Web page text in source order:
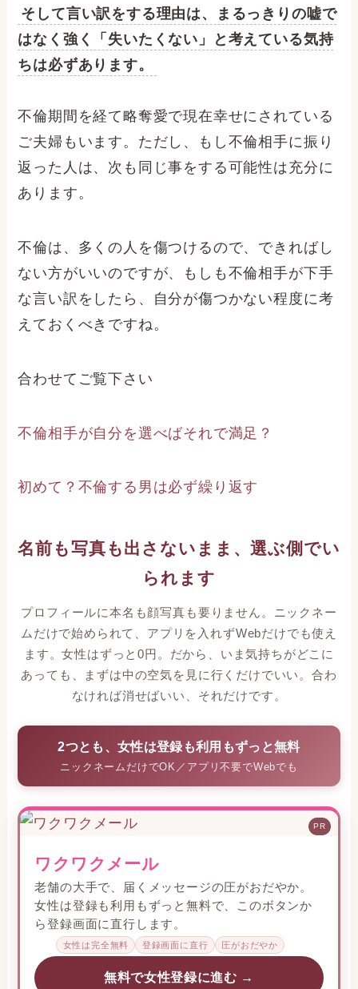
そして言い訳をする理由は、まるっきりの嘘で
はなく強く「失いたくない」と考えている気持
ちは必ずあります。
不倫期間を経て略奪愛で現在幸せにされている
ご夫婦もいます。ただし、もし不倫相手に振り
返った人は、次も同じ事をする可能性は充分に
あります。
不倫は、多くの人を傷つけるので、できればし
ない方がいいのですが、もしも不倫相手が下手
な言い訳をしたら、自分が傷つかない程度に考
えておくべきですね。
合わせてご覧下さい
不倫相手が自分を選べばそれで満足？
初めて？不倫する男は必ず繰り返す
名前も写真も出さないまま、選ぶ側でい
られます
プロフィールに本名も顔写真も要りません。ニックネー
ムだけで始められて、アプリを入れずWebだけでも使え
ます。女性はずっと0円。だから、いま気持ちがどこに
あっても、まずは中の空気を見に行くだけでいい。合わ
なければ消せばいい、それだけです。
2つとも、女性は登録も利用もずっと無料
ニックネームだけでOK／アプリ不要でWebでも
PR
ワクワクメール
老舗の大手で、届くメッセージの圧がおだやか。
女性は登録も利用もずっと無料で、このボタンか
ら登録画面に直行します。
女性は完全無料 登録画面に直行 圧がおだやか
無料で女性登録に進む →